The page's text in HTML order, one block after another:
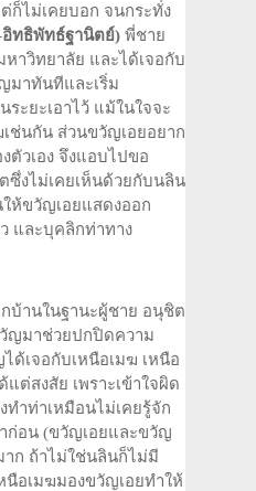
ไม่เคยบอก จนกระทั่ง
อิทธิพัทธ์ฐานิตย์) พี่ชาย
าวิทยาลัย และได้เจอกับ
มาทันทีและเริ่ม
ะยะเอาไว้ แม้ในใจจะ
ช่นกัน ส่วนขวัญเอยอยาก
ตัวเอง จึงแอบไปขอ
ซึ่งไม่เคยเห็นด้วยกับนลิน
ห้ขวัญเอยแสดงออก
และบุคลิกท่าทาง
บ้านในฐานะผู้ชาย อนุชิต
ญมาช่วยปกปิดความ
ด้เจอกับเหนือเมฆ เหนือ
ต่สงสัย เพราะเข้าใจผิด
ำท่าเหมือนไม่เคยรู้จัก
ก่อน (ขวัญเอยและขวัญ
ก ถ้าไม่ใช่นลินก็ไม่มี
นือเมฆมองขวัญเอยทำให้